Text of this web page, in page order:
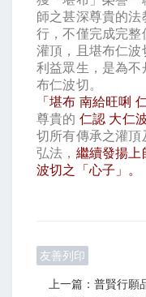
師之甚深尊貴的法
行，不僅完成完整
灌頂，且堪布仁
利益眾生，是為
布仁波切。
「堪布 南給旺唎
尊貴的 仁認 大仁
切所有傳承之灌頂
弘法， 繼續發揚上
波切之「心子」。
友善列印
上一篇：普賢行